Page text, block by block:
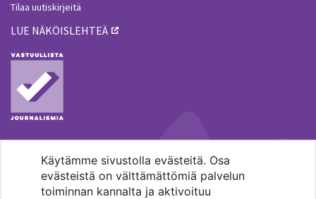
Käytämme sivustolla evästeitä. Osa
evästeistä on välttämättömiä palvelun
toiminnan kannalta ja aktivoituu
Tilaa uutiskirjeitä
LUE NÄKÖISLEHTEÄ
MENOHAKU